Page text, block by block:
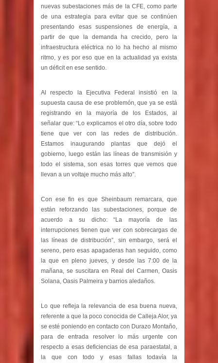
nuevas subestaciones más de la CFE, como parte
de una estrategia para evitar que se continúen
presentando esas suspensiones de energía, a
partir de que la demanda ha crecido, pero la
infraestructura eléctrica no lo ha hecho al mismo
ritmo, y es por eso que en la actualidad ya exista
un déficit en ese sentido.
Al respecto la Ejecutiva Federal insistió en la
supuesta causa de ese problemón, que ya se está
registrando en la mayoría de los Estados, al
señalar que: “Lo explicamos el otro día, sobre todo
tiene que ver con las redes de distribución.
Estamos inaugurando plantas que dejó el
gobierno, luego están las líneas de transmisión y
todo el sistema, son esas torres que vemos que
llevan a un voltaje mucho más alto”.
Con ese fin es que Sheinbaum remarcara, que
están reforzando las subestaciones, porque de
acuerdo a su dicho: “La mayoría de las
interrupciones tienen que ver con sobrecargas de
las líneas de distribución”, sin embargo, será el
sereno, pero esas apagaderas han seguido, como
la que en pleno jueves, y desde las 7:00 de la
mañana, se suscitara en Real del Carmen, Oasis
Solana, Oasis Palmeira y barrios aledaños.
Lo que refleja la relevancia de esa buena nueva,
referente a que la poco conocida de Calleja Alor, ya
se esté poniendo en contacto con Durazo Montaño,
para de entrada resolver lo más urgente con
respecto a esas deficiencias de esa paraestatal, a
la que con todo y esas fallas todavía la